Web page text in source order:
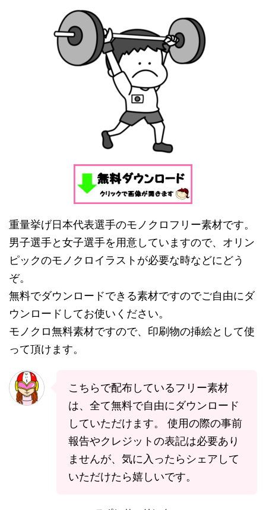
重量挙げ日本代表選手のモノクロフリー素材です。
男子選手と女子選手を用意していますので、オリン
ピックのモノクロイラストが必要な時などにどう
ぞ。
無料でダウンロードできる素材ですのでご自由にダ
ウンロードしてお使いください。
モノクロ無料素材ですので、印刷物の挿絵として使
って頂けます。
こちらで配布しているフリー素材
は、全て無料で自由にダウンロード
していただけます。 使用の際の事前
報告やクレジットの表記は必要あり
ませんが、気に入ったらシェアして
いただけたら嬉しいです。